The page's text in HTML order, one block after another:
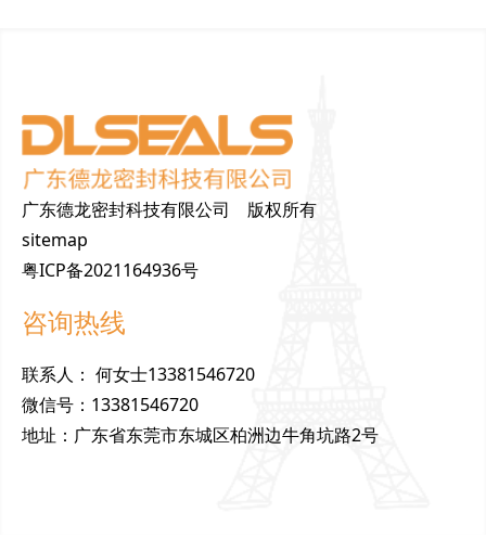
广东德龙密封科技有限公司 版权所有
sitemap
粤ICP备2021164936号
咨询热线
联系人 ： 何女士13381546720
微信号 ： 13381546720
地址 ： 广东省东莞市东城区柏洲边牛角坑路2号